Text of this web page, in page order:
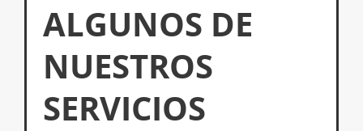
ALGUNOS DE
NUESTROS
SERVICIOS